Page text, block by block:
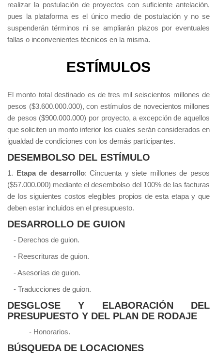
realizar la postulación de proyectos con suficiente antelación,
pues la plataforma es el único medio de postulación y no se
suspenderán términos ni se ampliarán plazos por eventuales
fallas o inconvenientes técnicos en la misma.
ESTÍMULOS
El monto total destinado es de tres mil seiscientos millones de
pesos ($3.600.000.000), con estímulos de novecientos millones
de pesos ($900.000.000) por proyecto, a excepción de aquellos
que soliciten un monto inferior los cuales serán considerados en
igualdad de condiciones con los demás participantes.
DESEMBOLSO DEL ESTÍMULO
1. Etapa de desarrollo: Cincuenta y siete millones de pesos
($57.000.000) mediante el desembolso del 100% de las facturas
de los siguientes costos elegibles propios de esta etapa y que
deben estar incluidos en el presupuesto.
DESARROLLO DE GUION
- Derechos de guion.
- Reescrituras de guion.
- Asesorías de guion.
- Traducciones de guion.
DESGLOSE Y ELABORACIÓN DEL
PRESUPUESTO Y DEL PLAN DE RODAJE
- Honorarios.
BÚSQUEDA DE LOCACIONES